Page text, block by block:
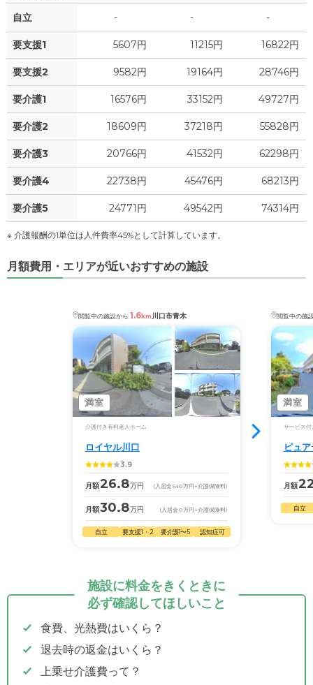
自立 - - -
要支援1 5607円 11215円 16822円
要支援2 9582円 19164円 28746円
要介護1 16576円 33152円 49727円
要介護2 18609円 37218円 55828円
要介護3 20766円 41532円 62298円
要介護4 22738円 45476円 68213円
要介護5 24771円 49542円 74314円
※ 介護報酬の1単位は人件費率45%として計算しています。
月額費用・エリアが近いおすすめの施設
閲覧中の施設から 1.6km川口市青木
満室
介護付き有料老人ホーム
ロイヤル川口
3.9
月額26.8万円 (入居金540万円 +介護保険料)
月額30.8万円 (入居金0万円 +介護保険料)
自立 要支援1・2 要介護1〜5 認知症可
閲覧中の施
満室
サービス付
ピュ
月額
自立
施設に料金をきくときに
必ず確認してほしいこと
食費、光熱費はいくら？
退去時の返金はいくら？
上乗せ介護費って？